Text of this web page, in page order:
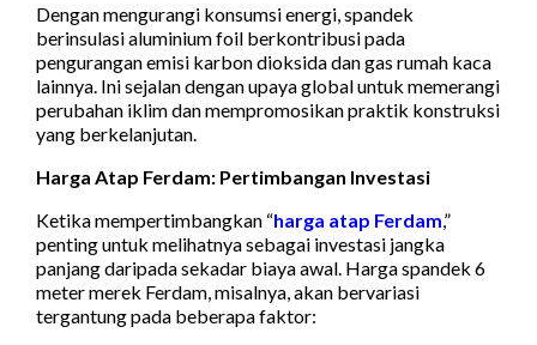
Dengan mengurangi konsumsi energi, spandek
berinsulasi aluminium foil berkontribusi pada
pengurangan emisi karbon dioksida dan gas rumah kaca
lainnya. Ini sejalan dengan upaya global untuk memerangi
perubahan iklim dan mempromosikan praktik konstruksi
yang berkelanjutan.
Harga Atap Ferdam: Pertimbangan Investasi
Ketika mempertimbangkan “harga atap Ferdam,”
penting untuk melihatnya sebagai investasi jangka
panjang daripada sekadar biaya awal. Harga spandek 6
meter merek Ferdam, misalnya, akan bervariasi
tergantung pada beberapa faktor: